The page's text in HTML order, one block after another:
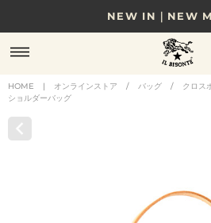
NEW IN｜NEW
8/17(月)10時まで｜税込
贈る相手やシーンから選べる、
HOME | オンラインストア / バッグ / クロス
ショルダーバッグ